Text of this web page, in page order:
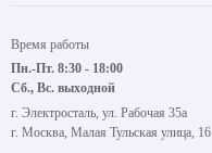
Время работы
Пн.-Пт. 8:30 - 18:00
Сб., Вс. выходной
г. Электросталь, ул. Рабочая 35а
г. Москва, Малая Тульская улица, 16